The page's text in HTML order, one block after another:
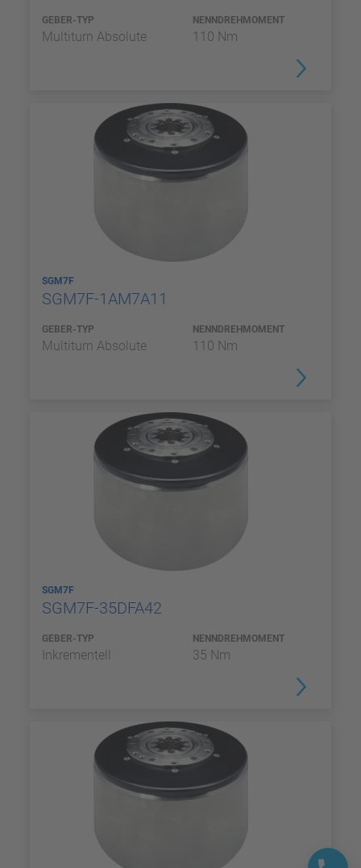
GEBER-TYP
Multiturn Absolute
NENNDREHMOMENT
110 Nm
SGM7F
SGM7F-1AM7A11
GEBER-TYP
Multiturn Absolute
NENNDREHMOMENT
110 Nm
SGM7F
SGM7F-35DFA42
GEBER-TYP
Inkrementell
NENNDREHMOMENT
35 Nm